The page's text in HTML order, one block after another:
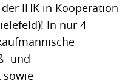
IHK in Kooperation
In nur 4
und
sowie